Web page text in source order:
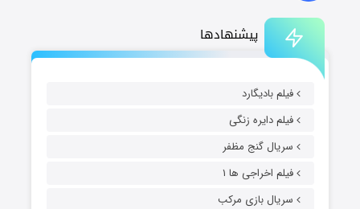
پیشنهادها
فیلم بادیگارد
فیلم دایره زنگی
سریال گنج مظفر
فیلم اخراجی ها ۱
سریال بازی مرکب